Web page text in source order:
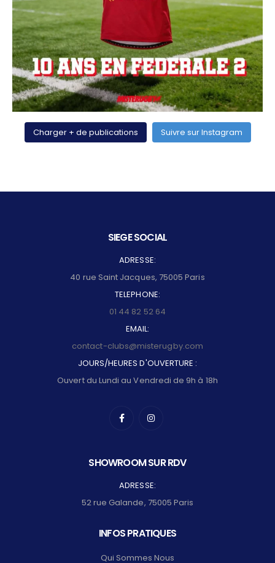
Charger + de publications Suivre sur Instagram
SIEGE SOCIAL
ADRESSE:
40 rue Saint Jacques, 75005 Paris
TELEPHONE:
01 44 82 52 64
EMAIL:
contact-clubs@misterugby.com
JOURS/HEURES D'OUVERTURE :
Ouvert du Lundi au Vendredi de 9h à 18h
SHOWROOM SUR RDV
ADRESSE:
52 rue Galande, 75005 Paris
INFOS PRATIQUES
Qui Sommes Nous